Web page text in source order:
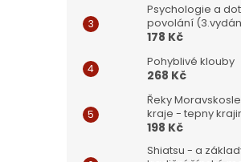
Psychologie a
povolání
178 Kč
Pohyblivé klouby
268 Kč
Řeky
kraje - tepny
198 Kč
Shiatsu - a